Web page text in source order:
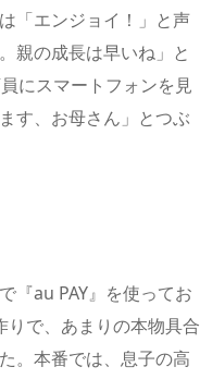
「エンジョイ！」と声
親の成長は早いね」と
にスマートフォンを見
す、お母さん」とつぶ
『au PAY』を使ってお
で、あまりの本物具合
。本番では、息子の高